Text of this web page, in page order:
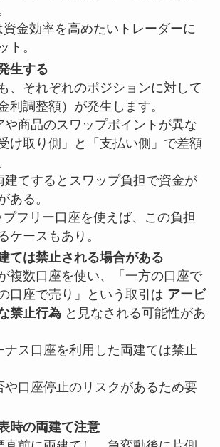
金効率を高めたいトレーダーに
ト。
生する
、それぞれのポジションに対して
利調整額）が発生します。
商品のスワップポイントが異な
け取り側」と「支払い側」で差額
てするとスワップ負担で資金が
ある。
フリー口座を使えば、この負担
ケースもあり。
ては禁止される場合がある
複数口座を使い、「一方の口座で
口座で売り」という取引は アービ
禁止行為と見なされる可能性があ
ス口座を利用した両建ては禁止
口座停止のリスクがあるため要
時の両建て注意